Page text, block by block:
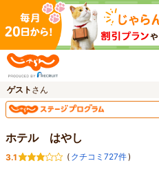
ゲスト さん
ホテル はやし
3.1 ( クチコミ727件)